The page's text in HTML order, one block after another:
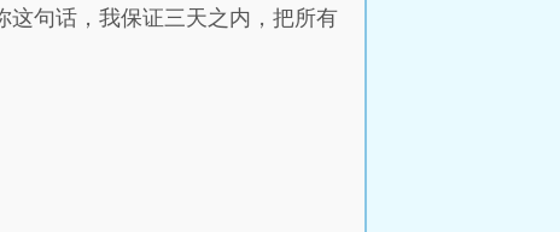
这句话，我保证三天之内，把所有